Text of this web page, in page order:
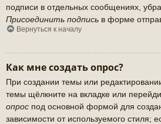
подписи в отдельных сообщениях,
Присоединить подпись в форме
Вернуться к началу
Как мне создать опрос?
При создании темы или
темы щёлкните на вкладке или
опрос под основной формой для
зависимости от используемого стиля;